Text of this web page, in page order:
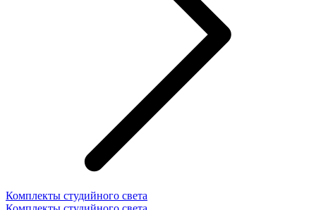
Комплекты студийного света